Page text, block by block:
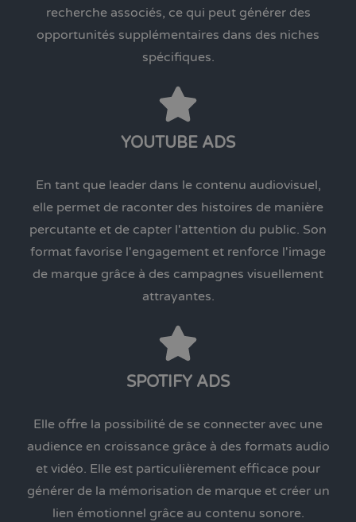
recherche associés, ce qui peut générer des
opportunités supplémentaires dans des niches
spécifiques.
YOUTUBE ADS
En tant que leader dans le contenu audiovisuel,
elle permet de raconter des histoires de manière
percutante et de capter l'attention du public. Son
format favorise l'engagement et renforce l'image
de marque grâce à des campagnes visuellement
attrayantes.
SPOTIFY ADS
Elle offre la possibilité de se connecter avec une
audience en croissance grâce à des formats audio
et vidéo. Elle est particulièrement efficace pour
générer de la mémorisation de marque et créer un
lien émotionnel grâce au contenu sonore.